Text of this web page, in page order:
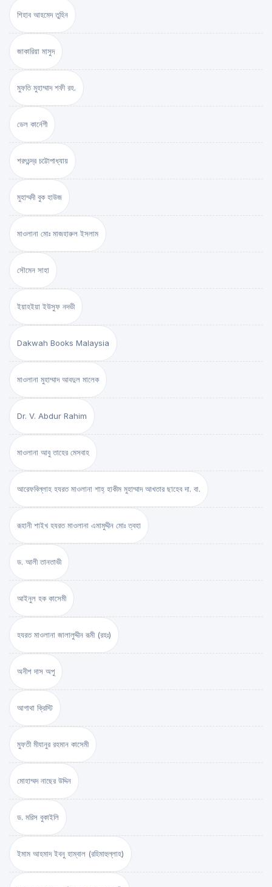
শিহাব আহমেদ তুহিন
জাকারিয়া মাসুদ
মুফতি মুহাম্মাদ শফী রহ.
ডেল কার্নেগী
শরৎচন্দ্র চট্টোপাধ্যায়
মুহাম্মদী বুক হাউজ
মাওলানা মোঃ মাজহারুল ইসলাম
সৌমেন সাহা
ইয়াহইয়া ইউসুফ নদভী
Dakwah Books Malaysia
মাওলানা মুহাম্মাদ আবদুল মালেক
Dr. V. Abdur Rahim
মাওলানা আবু তাহের মেসবাহ
আরেফবিল্লাহ হযরত মাওলানা শাহ্ হাকীম মুহাম্মাদ আখতার ছাহেব দা. বা.
রূহানী শাইখ হযরত মাওলানা এমামুদ্দীন মোঃ ত্বহা
ড. আলী তানতাভী
আইনুল হক কাসেমী
হযরত মাওলানা জালালুদ্দীন রূমী (রহঃ)
অনীশ দাস অপু
আগাথা ক্রিস্টি
মুফতী মীযানুর রহমান কাসেমী
মোহাম্মদ নাছের উদ্দিন
ড. মরিস বুকাইলি
ইমাম আহমাদ ইবনু হাম্বাল (রহিমাহুল্লাহ)